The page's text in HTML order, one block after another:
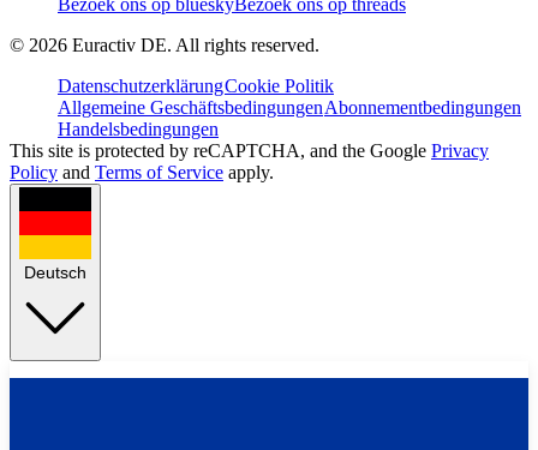
Bezoek ons op blueskyBezoek ons op threads
© 2026 Euractiv DE. All rights reserved.
DatenschutzerklärungCookie Politik
Allgemeine GeschäftsbedingungenAbonnementbedingungen
Handelsbedingungen
This site is protected by reCAPTCHA, and the Google Privacy
Policy and Terms of Service apply.
Deutsch